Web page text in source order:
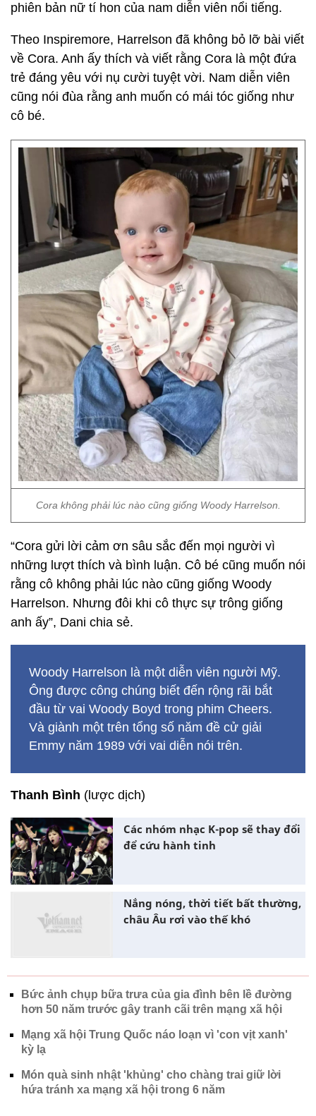
phiên bản nữ tí hon của nam diễn viên nổi tiếng.
Theo Inspiremore, Harrelson đã không bỏ lỡ bài viết
về Cora. Anh ấy thích và viết rằng Cora là một đứa
trẻ đáng yêu với nụ cười tuyệt vời. Nam diễn viên
cũng nói đùa rằng anh muốn có mái tóc giống như
cô bé.
Cora không phải lúc nào cũng giống Woody Harrelson.
“Cora gửi lời cảm ơn sâu sắc đến mọi người vì
những lượt thích và bình luận. Cô bé cũng muốn nói
rằng cô không phải lúc nào cũng giống Woody
Harrelson. Nhưng đôi khi cô thực sự trông giống
anh ấy”, Dani chia sẻ.
Woody Harrelson là một diễn viên người Mỹ.
Ông được công chúng biết đến rộng rãi bắt
đầu từ vai Woody Boyd trong phim Cheers.
Và giành một trên tổng số năm đề cử giải
Emmy năm 1989 với vai diễn nói trên.
Thanh Bình (lược dịch)
Các nhóm nhạc K-pop sẽ thay đổi
để cứu hành tinh
Nắng nóng, thời tiết bất thường,
châu Âu rơi vào thế khó
Bức ảnh chụp bữa trưa của gia đình bên lề đường
hơn 50 năm trước gây tranh cãi trên mạng xã hội
Mạng xã hội Trung Quốc náo loạn vì 'con vịt xanh'
kỳ lạ
Món quà sinh nhật 'khủng' cho chàng trai giữ lời
hứa tránh xa mạng xã hội trong 6 năm